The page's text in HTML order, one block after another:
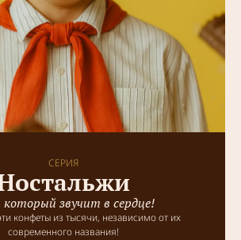
СЕРИЯ
который звучит в сердце!
конфеты из тысячи, независимо от их
современного названия!